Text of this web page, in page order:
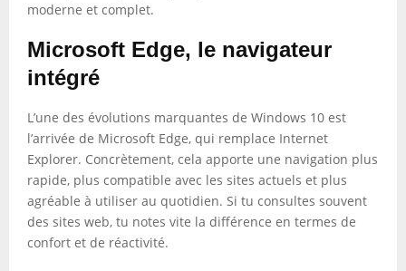
moderne et complet.
Microsoft Edge, le navigateur
intégré
L’une des évolutions marquantes de Windows 10 est
l’arrivée de Microsoft Edge, qui remplace Internet
Explorer. Concrètement, cela apporte une navigation plus
rapide, plus compatible avec les sites actuels et plus
agréable à utiliser au quotidien. Si tu consultes souvent
des sites web, tu notes vite la différence en termes de
confort et de réactivité.